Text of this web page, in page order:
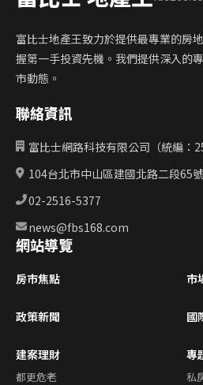
富比士地產王致力於提供最專業的房
握第一手投資先機。我們提供深入的
市動態。
聯絡資訊
富比士網路科技有限公司（統編：
104台北市中山區建國北路二段65
02-2516-5377
news@fbs168.com
網站導覽
房市焦點 市
政策新聞 國
建案理財
都更危老
專
私